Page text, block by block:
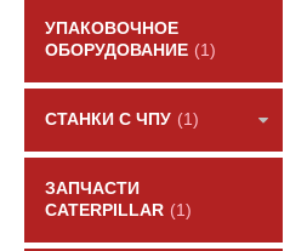
УПАКОВОЧНОЕ
ОБОРУДОВАНИЕ (1)
СТАНКИ С ЧПУ (1)
ЗАПЧАСТИ
CATERPILLAR (1)